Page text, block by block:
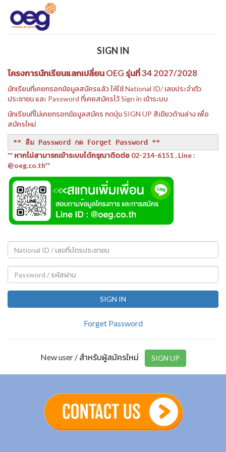
SIGN IN
โครงการนักเรียนแลกเปลี่ยน OEG รุ่นที่ 34 2027/2028
นักเรียนที่เคยกรอกข้อมูลสมัครแล้ว ให้ใช้ National ID/ เลขประจำตัว
ประชาชน และ Password ที่เคยสมัครไว้ Sign in เข้าระบบ
นักเรียนที่ไม่เคยกรอกข้อมูลสมัคร กดปุ่ม SIGN UP สีเขียวด้านล่าง เพื่อ
สมัครใหม่
** ลืม Password กด Forget Password **
** หากไม่สามารถเข้าระบบได้กรุณาติดต่อ 02-214-6151 , Line :
@oeg.co.th**
SIGN IN
Forget Password
New user / สำหรับผู้สมัครใหม่ SIGN UP